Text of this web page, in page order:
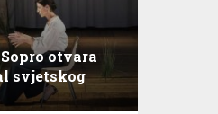
otvara
svjetskog
u HNK